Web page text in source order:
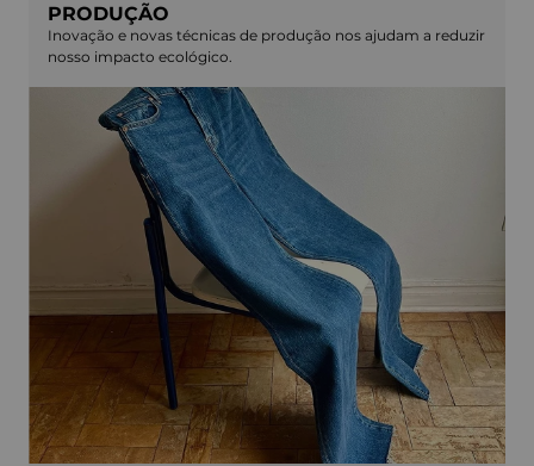
PRODUÇÃO
Inovação e novas técnicas de produção nos ajudam a reduzir
nosso impacto ecológico.